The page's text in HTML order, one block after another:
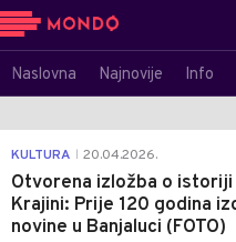
Naslovna Najnovije Info
KULTURA 20.04.2026.
Otvorena izložba o istoriji
Krajini: Prije 120 godina
novine u Banjaluci (FOTO)